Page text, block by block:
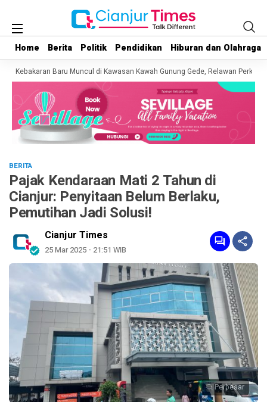
Home Berita Politik Pendidikan Hiburan dan Olahraga
Home Berita Politik Pendidikan Hiburan dan Olahraga
Kebakaran Baru Muncul di Kawasan Kawah Gunung Gede, Relawan
BERITA
Pajak Kendaraan Mati 2 Tahun di
Cianjur: Penyitaan Belum Berlaku,
Pemutihan Jadi Solusi!
Cianjur Times
25 Mar 2025 - 21:51 WIB
Perbesar